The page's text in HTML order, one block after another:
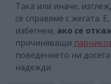
Така или иначе,
се справяме с жегата.
избегнем, ако се
причиняващи
поведението ни
надежди.